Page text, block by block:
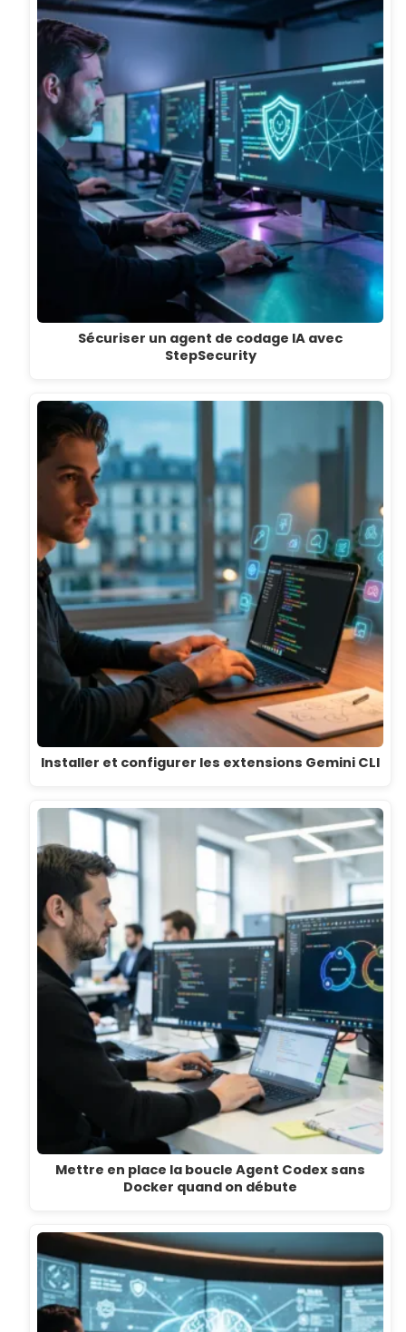
Sécuriser un agent de codage IA avec
StepSecurity
Installer et configurer les extensions Gemini CLI
Mettre en place la boucle Agent Codex sans
Docker quand on débute